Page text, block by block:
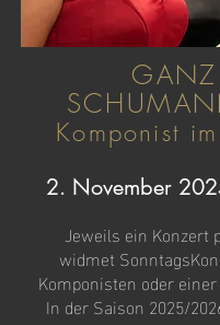
GANZ
Komponist
2. November
Jeweils ein Konzert
widmet
Komponisten oder
In der Saison 2025/